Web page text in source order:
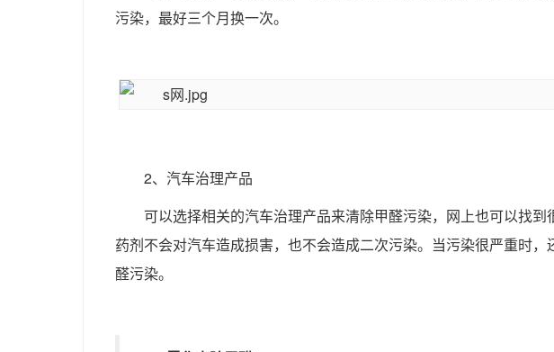
污染，最好三个月换一次。
2、汽车治理产品
可以选择相关的汽车治理产品来清除甲醛污染，网上也可以找
药剂不会对汽车造成损害，也不会造成二次污染。当污染很严重时
醛污染。